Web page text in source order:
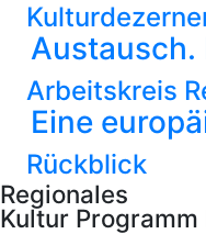
Austausch.
Arbeitskreis
Eine
Rückblick
Regionales
Kultur Programm